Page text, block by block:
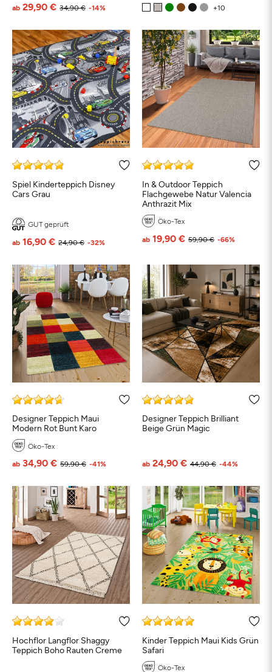
Petrol
Taupe Bunt
34,90 €
ab 29,90 € -14%
Spiel Kinderteppich Disney
Cars Grau
GUT geprüft
24,90 €
ab 16,90 € -32%
In & Outdoor Teppich
Flachgewebe Natur Valencia
Anthrazit Mix
Öko-Tex
59,90 €
ab 19,90 € -66%
Designer Teppich Maui
Modern Rot Bunt Karo
Öko-Tex
59,90 €
ab 34,90 € -41%
Designer Teppich Brilliant
Beige Grün Magic
44,90 €
ab 24,90 € -44%
Hochflor Langflor Shaggy
Teppich Boho Rauten Creme
Kinder Teppich Maui Kids Grün
Safari
Öko-Tex